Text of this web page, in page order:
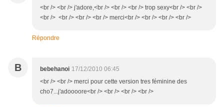
<br /> <br /> j'adore,<br /> <br /> <br /> trop sexy<br /> <br />
<br /> <br /> <br /> <br /> merci<br /> <br /> <br /> <br />
Répondre
B bebehanoi 17/12/2010 06:45
<br /> <br /> merci pour cette version tres féminine des
cho7...j'adoooore<br /> <br /> <br /> <br />